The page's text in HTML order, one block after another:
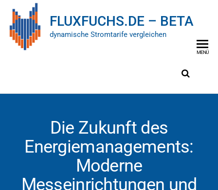
FLUXFUCHS.DE – BETA
dynamische Stromtarife vergleichen
MENÜ
Die Zukunft des
Energiemanagements:
Moderne
Messeinrichtungen und